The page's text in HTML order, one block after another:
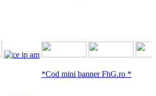
*Cod mini banner FhG.ro *